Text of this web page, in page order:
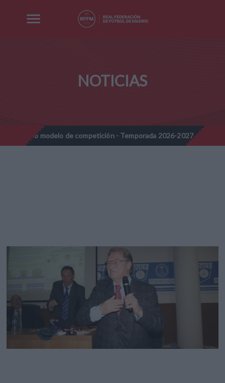
NOTICIAS
modelo de competición - Temporada 2026-2027 // Nota